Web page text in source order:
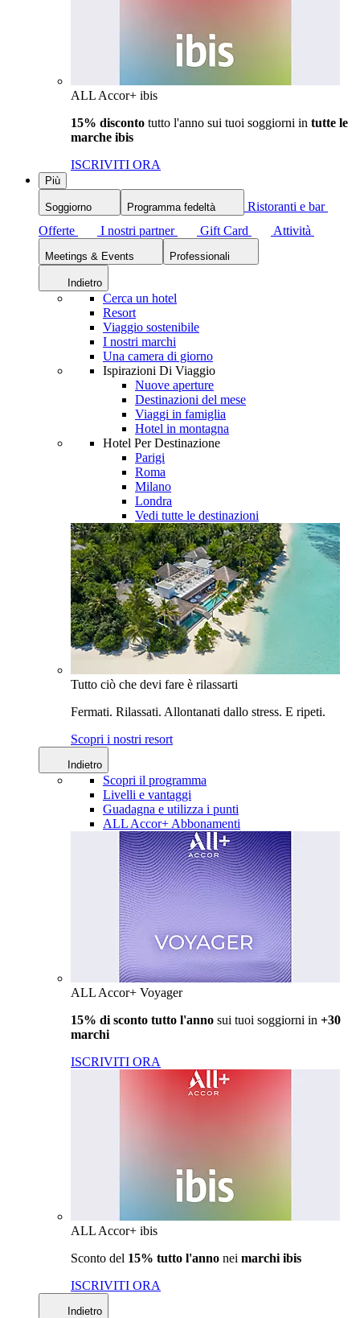
ALL Accor+ ibis
15% disconto tutto l'anno sui tuoi soggiorni in tutte le
marche ibis
ISCRIVITI ORA
Più
Soggiorno Programma fedeltà
Ristoranti e bar
Offerte
I nostri partner Gift Card Attività
Meetings & Events Professionali
Indietro
Cerca un hotel
Resort
Viaggio sostenibile
I nostri marchi
Una camera di giorno
Ispirazioni Di Viaggio
Nuove aperture
Destinazioni del mese
Viaggi in famiglia
Hotel in montagna
Hotel Per Destinazione
Parigi
Roma
Milano
Londra
Vedi tutte le destinazioni
Tutto ciò che devi fare è rilassarti
Fermati. Rilassati. Allontanati dallo stress. E ripeti.
Scopri i nostri resort
Indietro
Scopri il programma
Livelli e vantaggi
Guadagna e utilizza i punti
ALL Accor+ Abbonamenti
ALL Accor+ Voyager
15% di sconto tutto l'anno sui tuoi soggiorni in +30
marchi
ISCRIVITI ORA
ALL Accor+ ibis
Sconto del 15% tutto l'anno nei marchi ibis
ISCRIVITI ORA
Indietro